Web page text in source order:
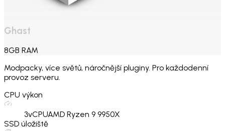
Ghast
8GB RAM
Modpacky, více světů, náročnější pluginy. Pro každodenní
provoz serveru.
CPU výkon
3vCPUAMD Ryzen 9 9950X
SSD úložiště